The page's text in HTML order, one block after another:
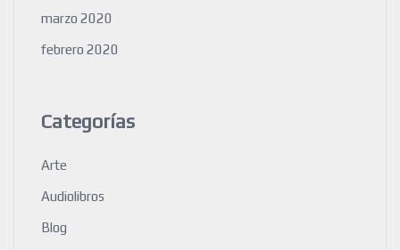
marzo 2020
febrero 2020
Categorías
Arte
Audiolibros
Blog